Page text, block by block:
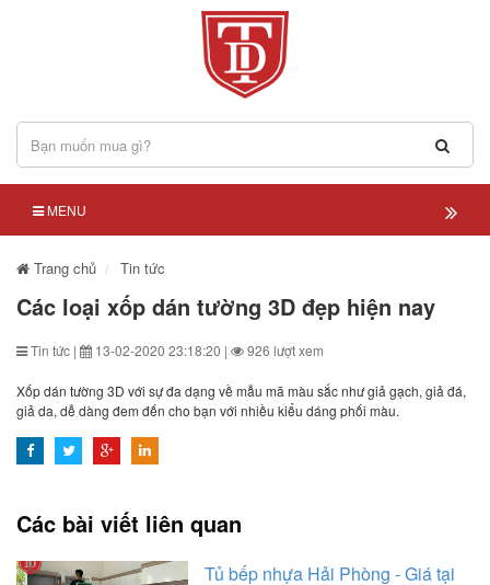
MENU
Trang chủ Tin tức
Các loại xốp dán tường 3D đẹp hiện nay
Tin tức | 13-02-2020 23:18:20 | 926 lượt xem
Xốp dán tường 3D với sự đa dạng về mẫu mã màu sắc như giả gạch, giả đá,
giả da, dễ dàng đem đến cho bạn với nhiều kiểu dáng phối màu.
Các bài viết liên quan
Tủ bếp nhựa Hải Phòng - Giá tại